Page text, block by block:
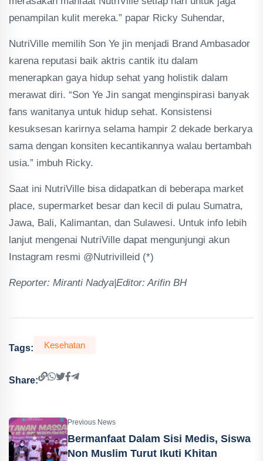
penampilan kulit mereka.” papar Ricky Suhendar,
NutriVille memilih Son Ye jin menjadi Brand Ambasador
karena reputasi baik aktris cantik itu dalam
menerapkan gaya hidup sehat yang holistik dalam
merawat diri. “Son Ye Jin sangat menginspirasi banyak
fans wanitanya untuk hidup sehat. Konsistensi
kesuksesan karirnya selama hampir 2 dekade berkarya
sama dengan konsiten kecantikannya walau bertambah
usia.” imbuh Ricky.
Saat ini NutriVille bisa didapatkan di beberapa market
place, supermarket besar dan kecil di pulau Sumatra,
Jawa, Bali, Kalimantan, dan Sulawesi. Untuk info lebih
lanjut mengenai NutriVille dapat mengunjungi akun
Instagram resmi @Nutrivilleid (*)
Reporter: Miranti Nadya|Editor: Arifin BH
Tags: Kesehatan
Share:
Previous News
Bermanfaat Dalam Sisi Medis, Siswa
Non Muslim Turut Ikuti Khitan